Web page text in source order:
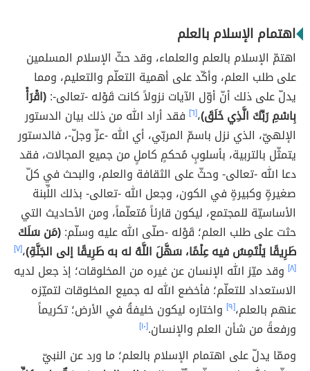
اهتمام الإسلام بالعلم
اهتمّ الإسلام بالعلم والعلماء، وقد حثّ الإسلام المسلمين
على طلب العلم، وأكّد على أهمية التعلّم والتعليم، ومما
يدلّ على ذلك أنّ أوّل الآيات نزولاً كانت قَوْله -تعالى-:(اقْرَأْ
بِاسْمِ رَبِّكَ الَّذِي خَلَقَ)،[٦]
فقد أراد الله من ذلك بيان الدستور
الإلهيّ، الذي نزل باسمّ المربّي، أي الله -عزّ وجلّ-، فالدستور
يتمثّل بالتربية، بأسلوبٍ مُحكمٍ كاملٍ من جميع المجالات، فقد
دعا الله -تعالى- وحثّ على الثقافة والعلم، والبحث في كلّ
صغيرةٍ وكبيرةٍ في الكون، وجعل الله -تعالى- بذلك اللِّبنة
الأساسيّة للمجتمع، ليكون قارئاً مُتعلّماً، ومن الأحاديث التي
حثت على طلب العلم؛ قَوْله -صلّى الله عليه وسلّم:(مَن سَلَكَ
طَرِيقًا يَلْتَمِسُ فيه عِلْمًا، سَهَّلَ اللَّهُ له به طَرِيقًا إلى الجَنَّةِ)،[٧]
[٨]
وقد ميّز الله الإنسان عن غيره من المخلوقات؛ إذ جعل لديه
الاستعداد للتعلّم؛ فأخضع الله له جميع المخلوقات لتميّزه
عنهم بالعلم،[٩]
واختاره ليكون خليفةُ في الأرض؛ تكريماً
ورفعةً من شأن العلم والإنسان.[١٠]
وممّا يدلّ على اهتمام الإسلام بالعلم؛ ما ورد عن النبيّ